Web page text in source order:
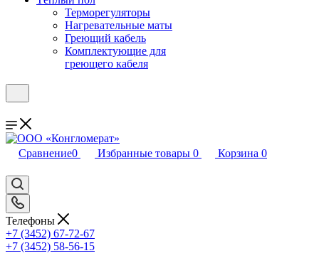
Терморегуляторы
Нагревательные маты
Греющий кабель
Комплектующие для
греющего кабеля
Сравнение0 Избранные товары 0 Корзина 0
Телефоны
+7 (3452) 67-72-67
+7 (3452) 58-56-15